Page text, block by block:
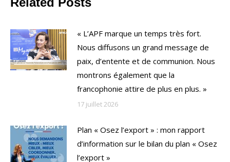
« L’APF marque un temps très fort.
Nous diffusons un grand message de
paix, d’entente et de communion. Nous
montrons également que la
francophonie attire de plus en plus. »
17 juillet 2026
Plan « Osez l’export » : mon rapport
d’information sur le bilan du plan « Osez
l’export »